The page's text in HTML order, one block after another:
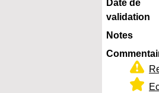
Date de
validation
Notes